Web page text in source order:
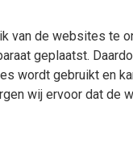
van de websites te
geplaatst.
wordt gebruikt en
wij ervoor dat de